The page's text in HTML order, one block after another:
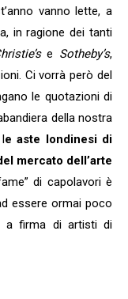
vanno lette, a
in ragione dei tanti
e Sotheby’s,
Ci vorrà però del
le quotazioni di
della nostra
e aste londinesi di
mercato dell’arte
di capolavori è
essere ormai poco
a firma di artisti di